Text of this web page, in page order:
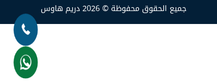
جميع الحقوق محفوظة © 2026 دريم هاوس